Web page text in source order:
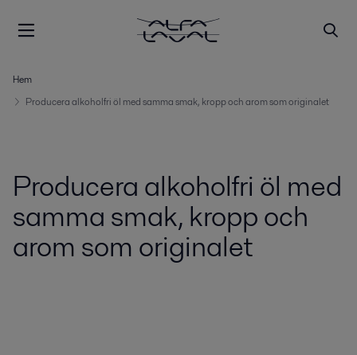
Hem
Producera alkoholfri öl med samma smak, kropp och arom som originalet
Producera alkoholfri öl med
samma smak, kropp och
arom som originalet